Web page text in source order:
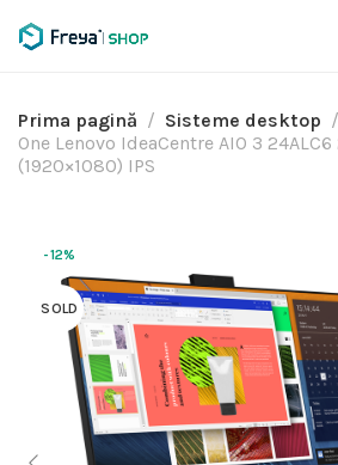
Prima pagină Sisteme desktop
One Lenovo IdeaCentre AIO 3
(1920×1080) IPS
-12%
SOLD